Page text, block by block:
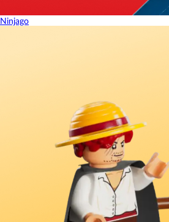
Ninjago